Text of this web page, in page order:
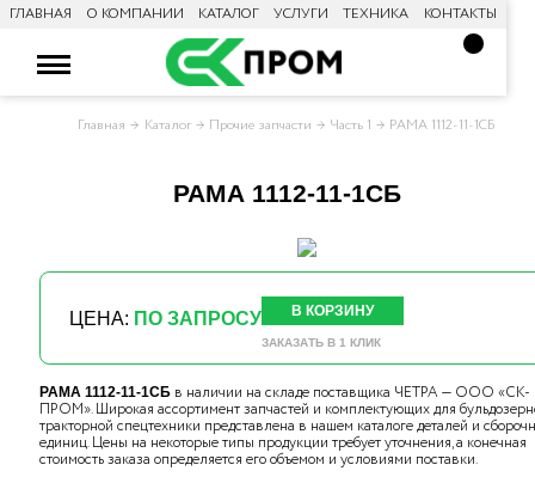
ГЛАВНАЯ О КОМПАНИИ КАТАЛОГ УСЛУГИ ТЕХНИКА КОНТАКТЫ
Главная Каталог Прочие запчасти Часть 1 РАМА 1112-11-1СБ
РАМА 1112-11-1СБ
ЦЕНА: ПО ЗАПРОСУ В КОРЗИНУ
ЗАКАЗАТЬ В 1 КЛИК
РАМА 1112-11-1СБв наличии на складе поставщика ЧЕТРА — ООО «СК-
ПРОМ». Широкая ассортимент запчастей и комплектующих для
тракторной спецтехники представлена в нашем каталоге деталей и
единиц. Цены на некоторые типы продукции требует уточнения, а конечная
стоимость заказа определяется его объемом и условиями поставки.